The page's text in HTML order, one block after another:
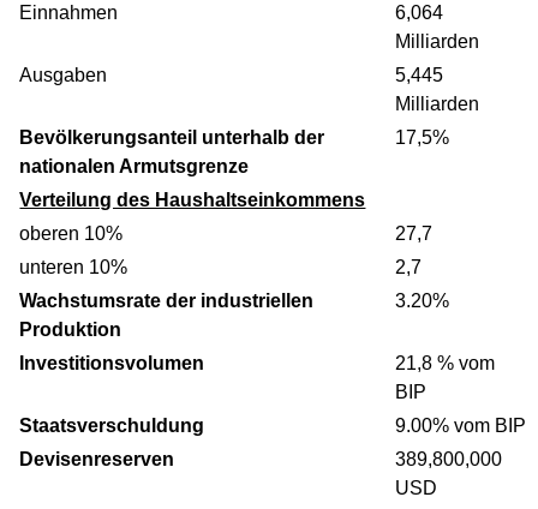
Einnahmen
6,064
Milliarden
Ausgaben
5,445
Milliarden
Bevölkerungsanteil unterhalb der
nationalen Armutsgrenze
17,5%
Verteilung des Haushaltseinkommens
oberen 10%
27,7
unteren 10%
2,7
Wachstumsrate der industriellen
Produktion
3.20%
Investitionsvolumen
21,8 % vom
BIP
Staatsverschuldung
9.00% vom BIP
Devisenreserven
389,800,000
USD